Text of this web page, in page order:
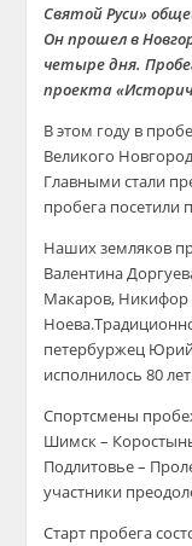
Святой Руси»
Он прошел в
четыре дня.
проекта
В этом году в
Великого
Главными стали
пробега посетили
Наших земляков
Валентина
Макаров, Никифор
петербуржец
исполнилось 80
Спортсмены
Шимск –
Подлитовье –
участники
Старт пробега